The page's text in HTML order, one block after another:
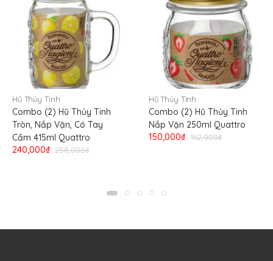
Hũ Thủy Tinh
Combo (2) Hũ Thủy Tinh
Tròn, Nắp Vặn, Có Tay
Cầm 415ml Quattro
240,000₫ 258,000₫
Hũ Thủy Tinh
Combo (2) Hũ Thủy Tinh
Nắp Vặn 250ml Quattro
150,000₫ 162,000₫